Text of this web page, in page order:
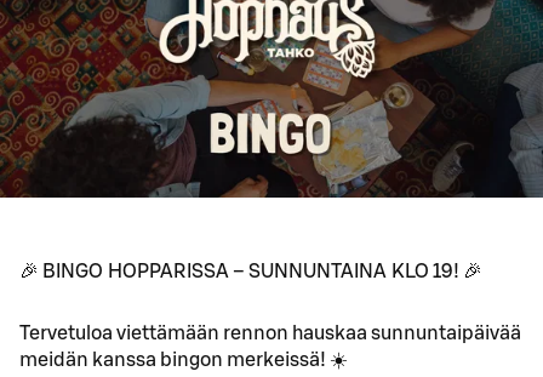
🎉 BINGO HOPPARISSA – SUNNUNTAINA KLO 19! 🎉
Tervetuloa viettämään rennon hauskaa sunnuntaipäivää
meidän kanssa bingon merkeissä! ☀️